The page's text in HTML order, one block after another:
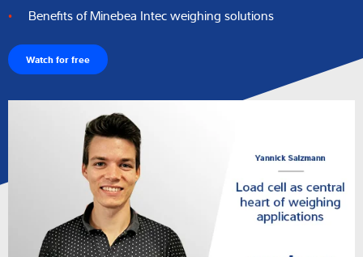
Benefits of Minebea Intec weighing solutions
Watch for free